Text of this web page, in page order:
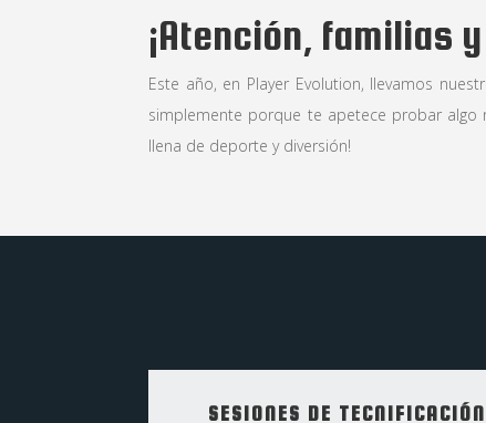
¡Atención, familias
Este año, en Player Evolution, llevamos
simplemente porque te apetece probar algo
llena de deporte y diversión!
SESIONES DE TECNIFICACIÓN